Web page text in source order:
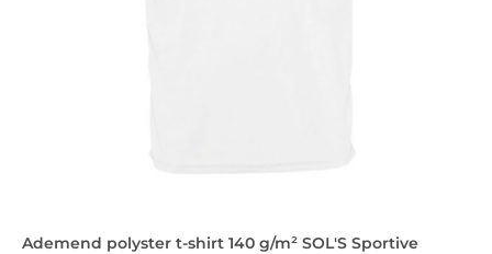
Ademend polyster t-shirt 140 g/m² SOL'S Sportive